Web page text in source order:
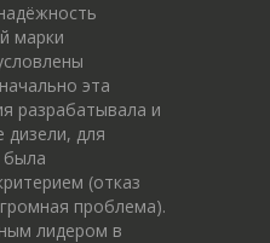
марки
эта
разрабатывала и
дизели, для
была
(отказ
проблема).
лидером в